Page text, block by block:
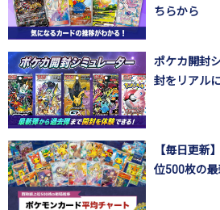
ちらから
ポケカ開封
封をリアル
【毎日更新
位500枚の